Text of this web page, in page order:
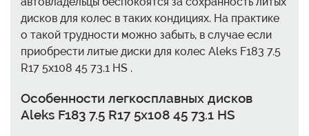
дисков для колес в таких кондициях. На практике
о такой трудности можно забыть, в случае если
приобрести литые диски для колес Aleks F183 7.5
R17 5x108 45 73.1 HS .
Особенности легкосплавных дисков
Aleks F183 7.5 R17 5x108 45 73.1 HS